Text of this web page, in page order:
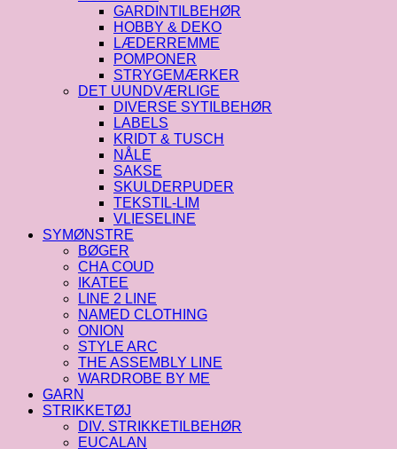
GARDINTILBEHØR
HOBBY & DEKO
LÆDERREMME
POMPONER
STRYGEMÆRKER
DET UUNDVÆRLIGE
DIVERSE SYTILBEHØR
LABELS
KRIDT & TUSCH
NÅLE
SAKSE
SKULDERPUDER
TEKSTIL-LIM
VLIESELINE
SYMØNSTRE
BØGER
CHA COUD
IKATEE
LINE 2 LINE
NAMED CLOTHING
ONION
STYLE ARC
THE ASSEMBLY LINE
WARDROBE BY ME
GARN
STRIKKETØJ
DIV. STRIKKETILBEHØR
EUCALAN